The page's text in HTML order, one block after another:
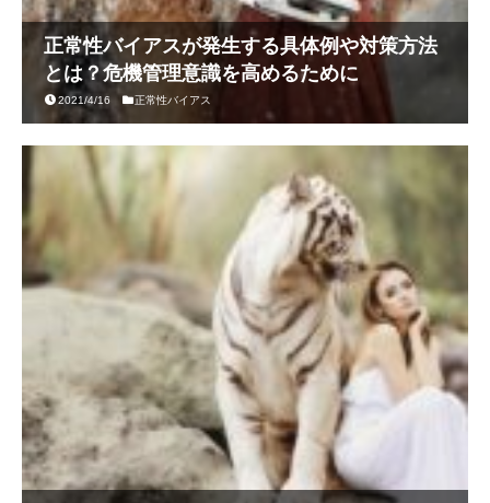
正常性バイアスが発生する具体例や対策方法
とは？危機管理意識を高めるために
2021/4/16 正常性バイアス